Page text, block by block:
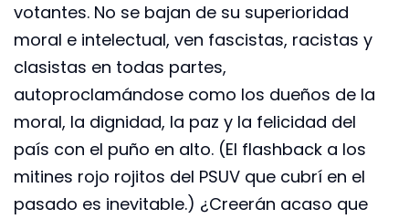
votantes. No se bajan de su superioridad
moral e intelectual, ven fascistas, racistas y
clasistas en todas partes,
autoproclamándose como los dueños de la
moral, la dignidad, la paz y la felicidad del
país con el puño en alto. (El flashback a los
mitines rojo rojitos del PSUV que cubrí en el
pasado es inevitable.) ¿Creerán acaso que